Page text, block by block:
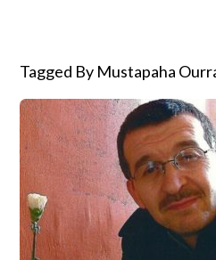
Tagged By Mustapaha